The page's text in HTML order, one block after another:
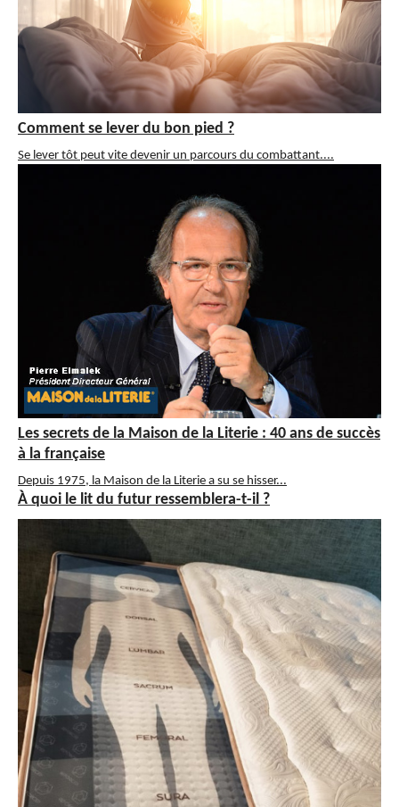
Comment se lever du bon pied ?
Se lever tôt peut vite devenir un parcours du combattant....
Les secrets de la Maison de la Literie : 40 ans de succès
à la française
Depuis 1975, la Maison de la Literie a su se hisser...
À quoi le lit du futur ressemblera-t-il ?